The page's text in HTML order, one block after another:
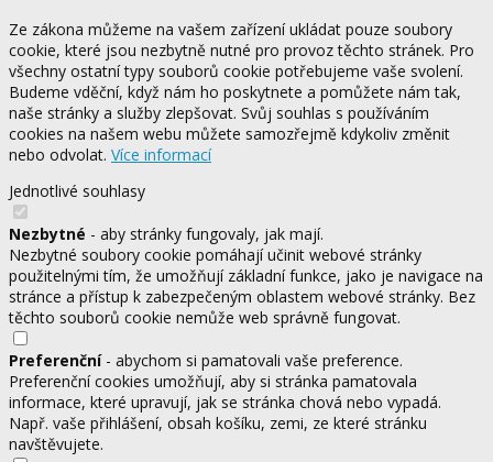
Ze zákona můžeme na vašem zařízení ukládat pouze soubory
cookie, které jsou nezbytně nutné pro provoz těchto stránek. Pro
všechny ostatní typy souborů cookie potřebujeme vaše svolení.
Budeme vděční, když nám ho poskytnete a pomůžete nám tak,
naše stránky a služby zlepšovat. Svůj souhlas s používáním
cookies na našem webu můžete samozřejmě kdykoliv změnit
nebo odvolat. Více informací
Jednotlivé souhlasy
Nezbytné - aby stránky fungovaly, jak mají.
Nezbytné soubory cookie pomáhají učinit webové stránky
použitelnými tím, že umožňují základní funkce, jako je navigace na
stránce a přístup k zabezpečeným oblastem webové stránky. Bez
těchto souborů cookie nemůže web správně fungovat.
Preferenční- abychom si pamatovali vaše preference.
Preferenční cookies umožňují, aby si stránka pamatovala
informace, které upravují, jak se stránka chová nebo vypadá.
Např. vaše přihlášení, obsah košíku, zemi, ze které stránku
navštěvujete.